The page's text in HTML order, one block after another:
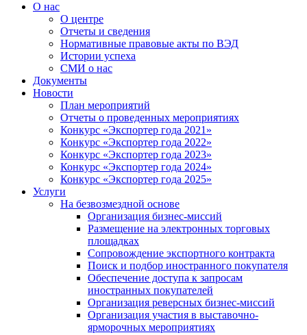
О нас
О центре
Отчеты и сведения
Нормативные правовые акты по ВЭД
Истории успеха
СМИ о нас
Документы
Новости
План мероприятий
Отчеты о проведенных мероприятиях
Конкурс «Экспортер года 2021»
Конкурс «Экспортер года 2022»
Конкурс «Экспортер года 2023»
Конкурс «Экспортер года 2024»
Конкурс «Экспортер года 2025»
Услуги
На безвозмездной основе
Организация бизнес-миссий
Размещение на электронных торговых
площадках
Сопровождение экспортного контракта
Поиск и подбор иностранного покупателя
Обеспечение доступа к запросам
иностранных покупателей
Организация реверсных бизнес-миссий
Организация участия в выставочно-
ярморочных мероприятиях